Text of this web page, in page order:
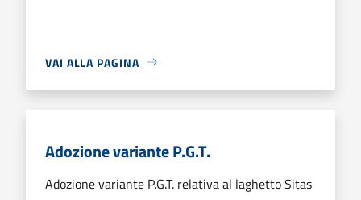
VAI ALLA PAGINA
Adozione variante P.G.T.
Adozione variante P.G.T. relativa al laghetto Sitas